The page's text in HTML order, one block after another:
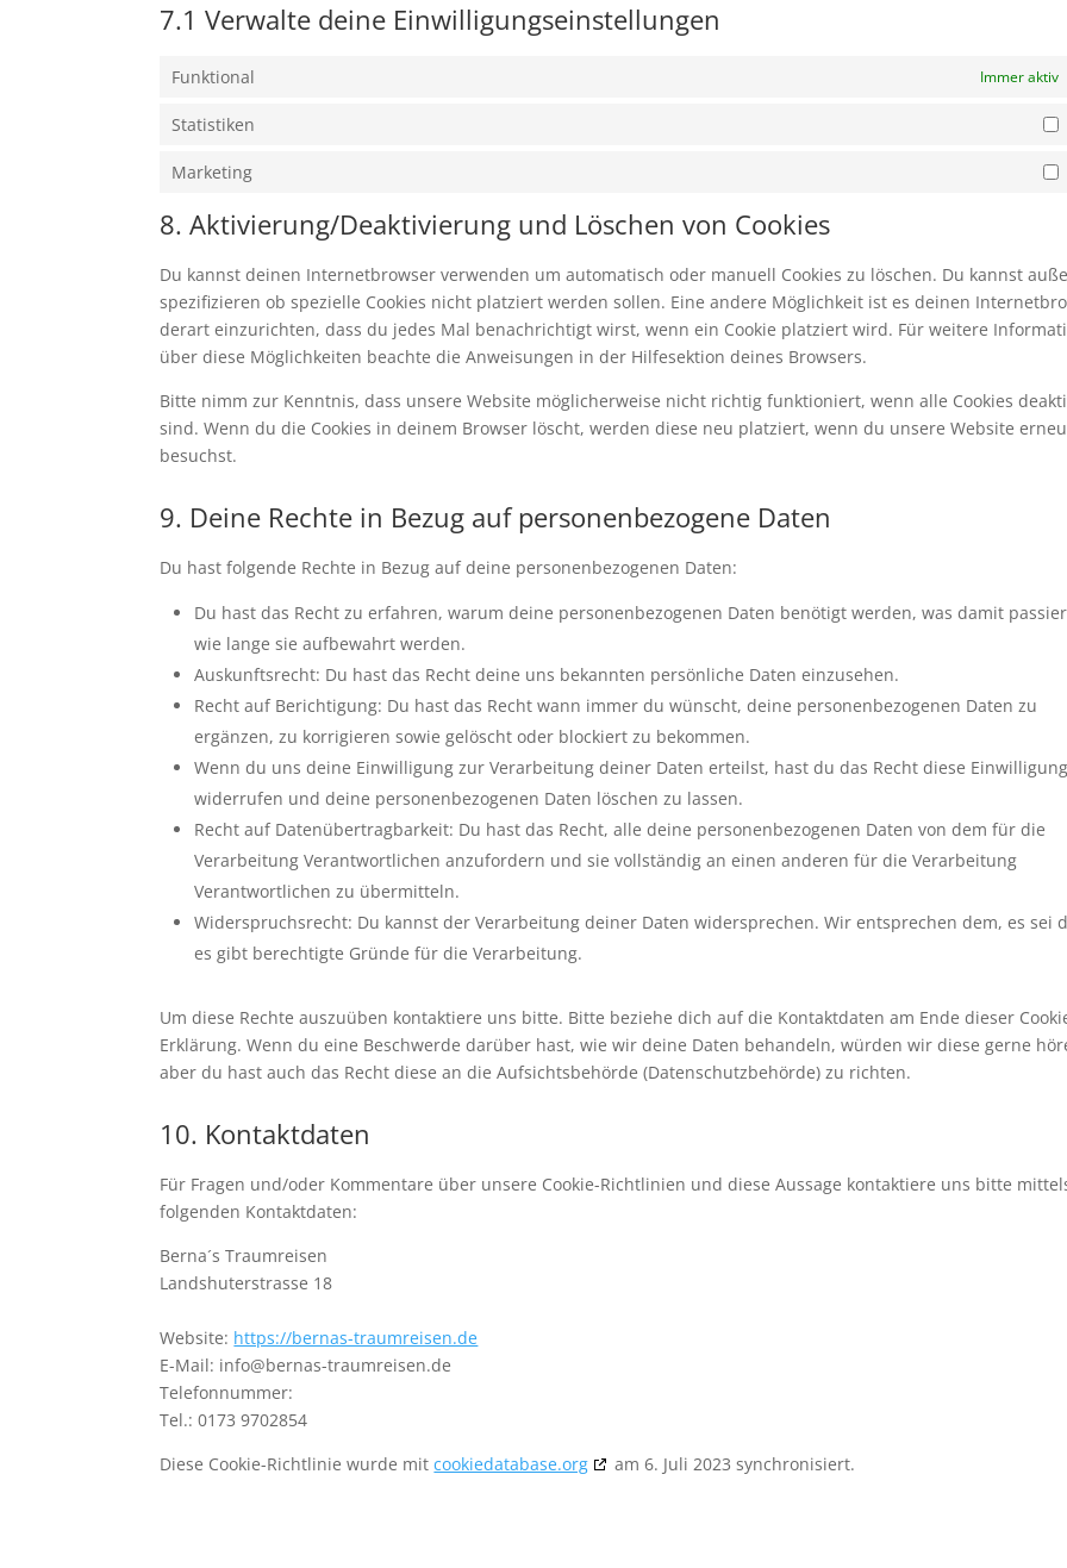
7.1 Verwalte deine Einwilligungseinstellungen
Funktional Immer aktiv
Statistiken
Marketing
8. Aktivierung/Deaktivierung und Löschen von Cookies
Du kannst deinen Internetbrowser verwenden um automatisch oder manuell Cookies zu löschen. Du kannst
spezifizieren ob spezielle Cookies nicht platziert werden sollen. Eine andere Möglichkeit ist es deinen
derart einzurichten, dass du jedes Mal benachrichtigt wirst, wenn ein Cookie platziert wird. Für weitere
über diese Möglichkeiten beachte die Anweisungen in der Hilfesektion deines Browsers.
Bitte nimm zur Kenntnis, dass unsere Website möglicherweise nicht richtig funktioniert, wenn alle Cookies
sind. Wenn du die Cookies in deinem Browser löscht, werden diese neu platziert, wenn du unsere Website
besuchst.
9. Deine Rechte in Bezug auf personenbezogene Daten
Du hast folgende Rechte in Bezug auf deine personenbezogenen Daten:
Du hast das Recht zu erfahren, warum deine personenbezogenen Daten benötigt werden, was damit
wie lange sie aufbewahrt werden.
Auskunftsrecht: Du hast das Recht deine uns bekannten persönliche Daten einzusehen.
Recht auf Berichtigung: Du hast das Recht wann immer du wünscht, deine personenbezogenen Daten zu
ergänzen, zu korrigieren sowie gelöscht oder blockiert zu bekommen.
Wenn du uns deine Einwilligung zur Verarbeitung deiner Daten erteilst, hast du das Recht diese
widerrufen und deine personenbezogenen Daten löschen zu lassen.
Recht auf Datenübertragbarkeit: Du hast das Recht, alle deine personenbezogenen Daten von dem für die
Verarbeitung Verantwortlichen anzufordern und sie vollständig an einen anderen für die Verarbeitung
Verantwortlichen zu übermitteln.
Widerspruchsrecht: Du kannst der Verarbeitung deiner Daten widersprechen. Wir entsprechen dem, es sei
es gibt berechtigte Gründe für die Verarbeitung.
Um diese Rechte auszuüben kontaktiere uns bitte. Bitte beziehe dich auf die Kontaktdaten am Ende dieser
Erklärung. Wenn du eine Beschwerde darüber hast, wie wir deine Daten behandeln, würden wir diese gerne
aber du hast auch das Recht diese an die Aufsichtsbehörde (Datenschutzbehörde) zu richten.
10. Kontaktdaten
Für Fragen und/oder Kommentare über unsere Cookie-Richtlinien und diese Aussage kontaktiere uns bitte
folgenden Kontaktdaten:
Berna´s Traumreisen
Landshuterstrasse 18
Website: https://bernas-traumreisen.de
E-Mail: info@bernas-traumreisen.de
Telefonnummer:
Tel.: 0173 9702854
Diese Cookie-Richtlinie wurde mitcookiedatabase.org am 6. Juli 2023 synchronisiert.